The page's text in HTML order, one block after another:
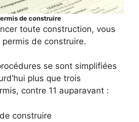
de construire
toute construction, vous
de construire.
se sont simplifiées
plus que trois
contre 11 auparavant :
construire